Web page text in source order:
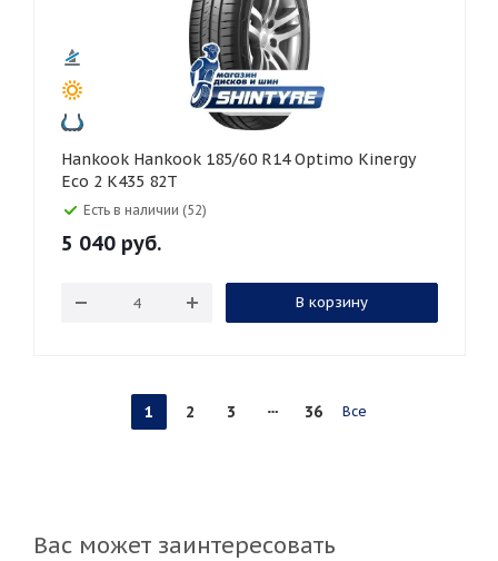
Hankook Hankook 185/60 R14 Optimo Kinergy
Eco 2 K435 82T
Есть в наличии (52)
5 040 руб.
В корзину
1 2 3 36 Все
Вас может заинтересовать